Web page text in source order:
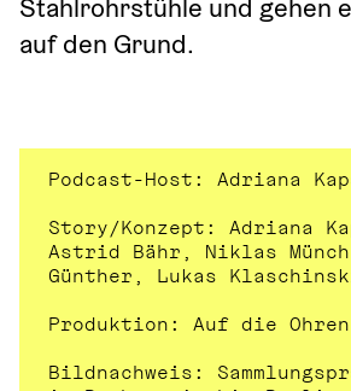
Stahlrohrstühle und gehen
auf den Grund.
Podcast-Host: Adriana
Story/Konzept: Adriana
Astrid Bähr, Niklas
Günther, Lukas
Produktion: Auf die Ohren
Bildnachweis: